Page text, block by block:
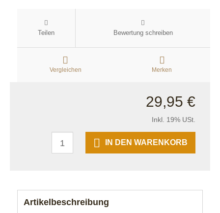
Teilen Bewertung schreiben
Vergleichen Merken
29,95 €
Inkl. 19% USt.
IN DEN WARENKORB
Artikelbeschreibung